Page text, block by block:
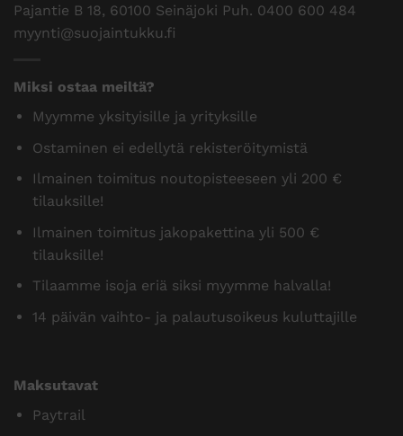
Pajantie B 18, 60100 Seinäjoki Puh. 0400 600 484
myynti@suojaintukku.fi
Miksi ostaa meiltä?
Myymme yksityisille ja yrityksille
Ostaminen ei edellytä rekisteröitymistä
Ilmainen toimitus noutopisteeseen yli 200 €
tilauksille!
Ilmainen toimitus jakopakettina yli 500 €
tilauksille!
Tilaamme isoja eriä siksi myymme halvalla!
14 päivän vaihto- ja palautusoikeus kuluttajille
Maksutavat
Paytrail